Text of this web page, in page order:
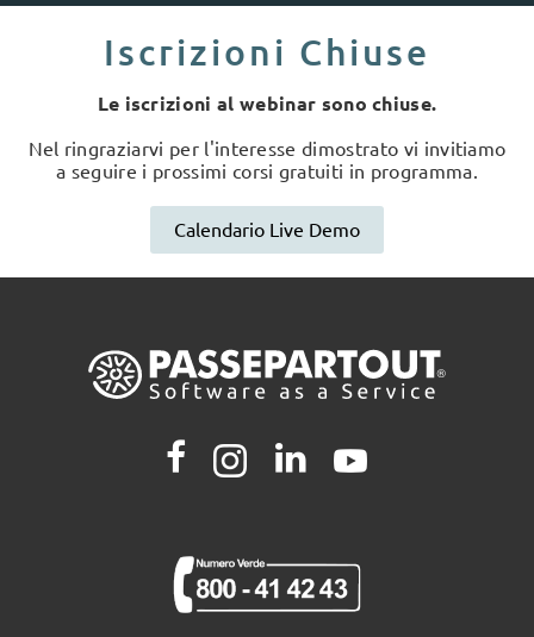
Iscrizioni Chiuse
Le iscrizioni al webinar sono chiuse.
Nel ringraziarvi per l'interesse dimostrato vi invitiamo
a seguire i prossimi corsi gratuiti in programma.
Calendario Live Demo